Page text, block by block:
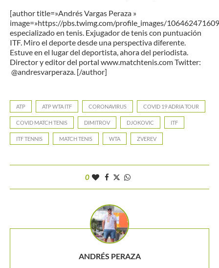
[author title=»Andrés Vargas Peraza »
image=»https://pbs.twimg.com/profile_images/
especializado en tenis. Exjugador de tenis con puntuación
ITF. Miro el deporte desde una perspectiva diferente.
Estuve en el lugar del deportista, ahora del periodista.
Director y editor del portal www.matchtenis.com Twitter:
@andresvarperaza. [/author]
ATP ATP WTA ITF CORONAVIRUS COVID 19 ADRIA TOUR
COVID MATCH TENIS DIMITROV DJOKOVIC ITF
ITF TENNIS MATCH TENIS WTA ZVEREV
0
ANDRÉS PERAZA